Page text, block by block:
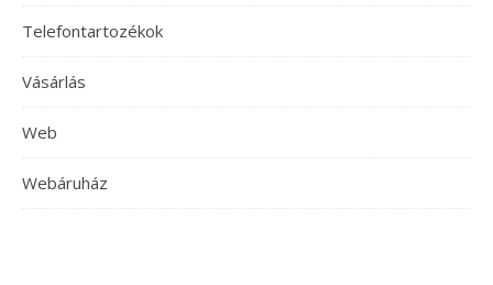
Telefontartozékok
Vásárlás
Web
Webáruház